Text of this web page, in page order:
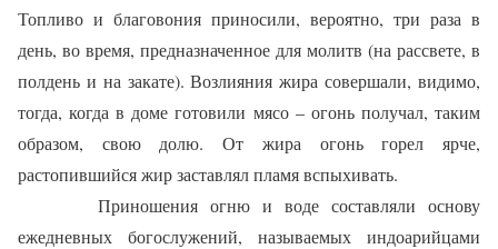
Топливо и благовония приносили, вероятно, три раза в
день, во время, предназначенное для молитв (на рассвете, в
полдень и на закате). Возлияния жира совершали, видимо,
тогда, когда в доме готовили мясо – огонь получал, таким
образом, свою долю. От жира огонь горел ярче,
растопившийся жир заставлял пламя вспыхивать.
Приношения огню и воде составляли основу
ежедневных богослужений, называемых индоарийцами